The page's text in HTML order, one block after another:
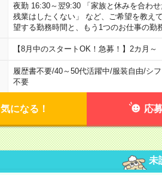
夜勤 16:30～翌9:30 「家族と休みを合わ
残業はしたくない」 など、ご希望を教え
望する勤務時間と、もう1つのお仕事の勤
【8月中のスタートOK！急募！】2カ月
履歴書不要/40～50代活躍中/服装自由/シ
不要
気になる！ 応
未